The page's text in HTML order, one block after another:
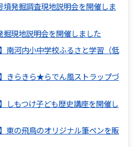
発掘調査現地説明会を開催しま
現地説明会を開催しました
南河内小中学校ふるさと学習（低
】きらきら★らでん風ストラップづ
しもつけ子ども歴史講座を開催し
東の飛鳥のオリジナル筆ペンを販